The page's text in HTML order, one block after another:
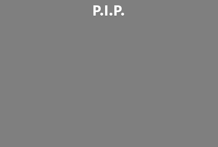
P.I.P.